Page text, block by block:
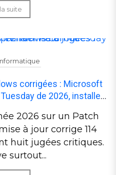
suite
corrigées : Microsoft
de 2026, installez
2026 sur un Patch
à jour corrige 114
huit jugées critiques.
surtout...